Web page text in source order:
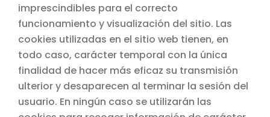
imprescindibles para el correcto
funcionamiento y visualización del sitio. Las
cookies utilizadas en el sitio web tienen, en
todo caso, carácter temporal con la única
finalidad de hacer más eficaz su transmisión
ulterior y desaparecen al terminar la sesión del
usuario. En ningún caso se utilizarán las